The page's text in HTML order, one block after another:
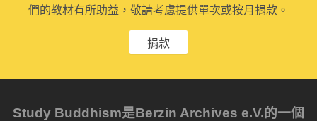
們的教材有所助益，敬請考慮提供單次或按月捐款。
捐款
Study Buddhism是Berzin Archives e.V.的一個